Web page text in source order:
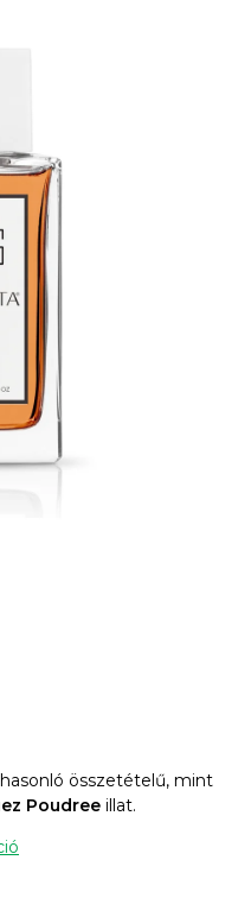
összetételű, mint
Poudree illat.